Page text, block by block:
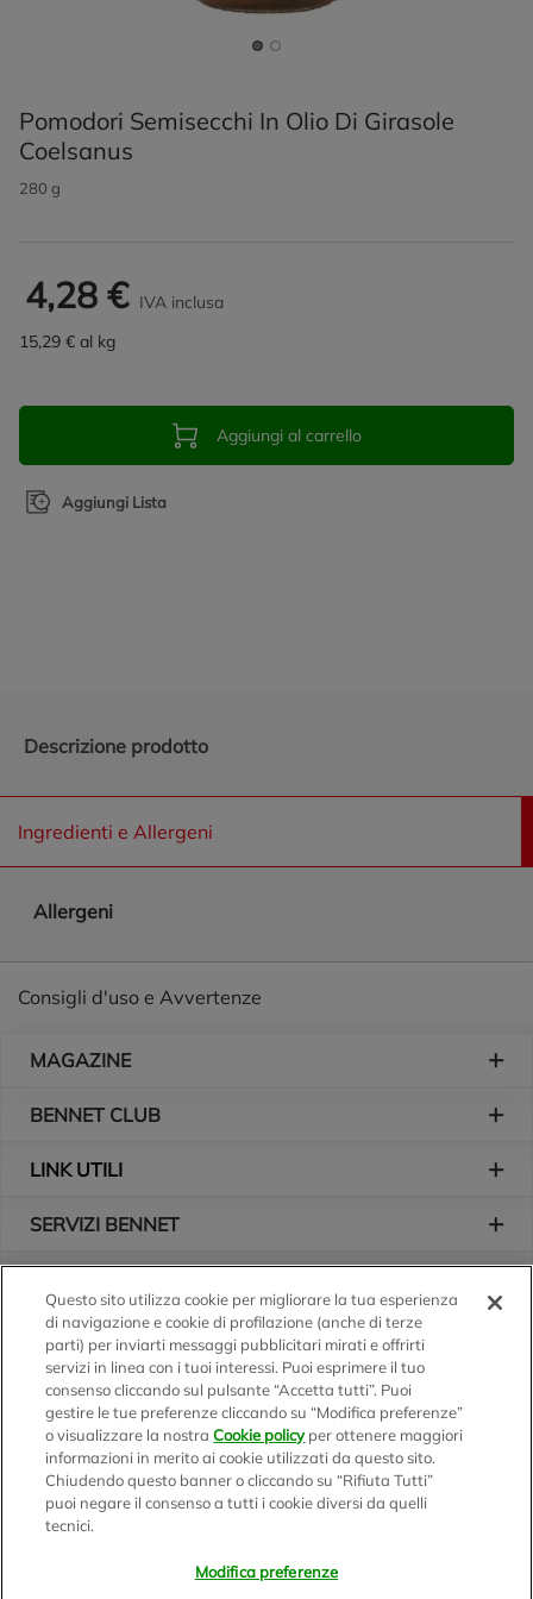
Pomodori Semisecchi In Olio Di Girasole
Coelsanus
280 g
4,28 € IVA inclusa
15,29 € al kg
Aggiungi al carrello
Aggiungi Lista
Descrizione prodotto
Ingredienti e Allergeni
Allergeni
Consigli d'uso e Avvertenze
MAGAZINE
BENNET CLUB
LINK UTILI
SERVIZI BENNET
Logo Bennet
Seguici sui nostri canali
Scarica l'app
Questo sito utilizza cookie per migliorare la tua esperienza
di navigazione e cookie di profilazione (anche di terze
parti) per inviarti messaggi pubblicitari mirati e offrirti
servizi in linea con i tuoi interessi. Puoi esprimere il tuo
consenso cliccando sul pulsante “Accetta tutti”. Puoi
gestire le tue preferenze cliccando su “Modifica preferenze”
o visualizzare la nostraCookie policyper ottenere maggiori
informazioni in merito ai cookie utilizzati da questo sito.
Chiudendo questo banner o cliccando su “Rifiuta Tutti”
puoi negare il consenso a tutti i cookie diversi da quelli
tecnici.
Modifica preferenze